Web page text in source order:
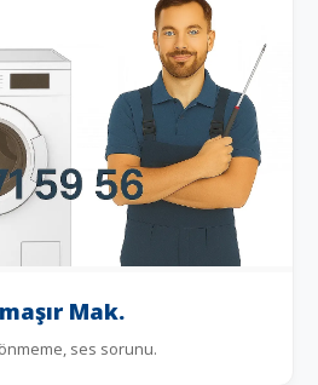
Mak.
ses sorunu.